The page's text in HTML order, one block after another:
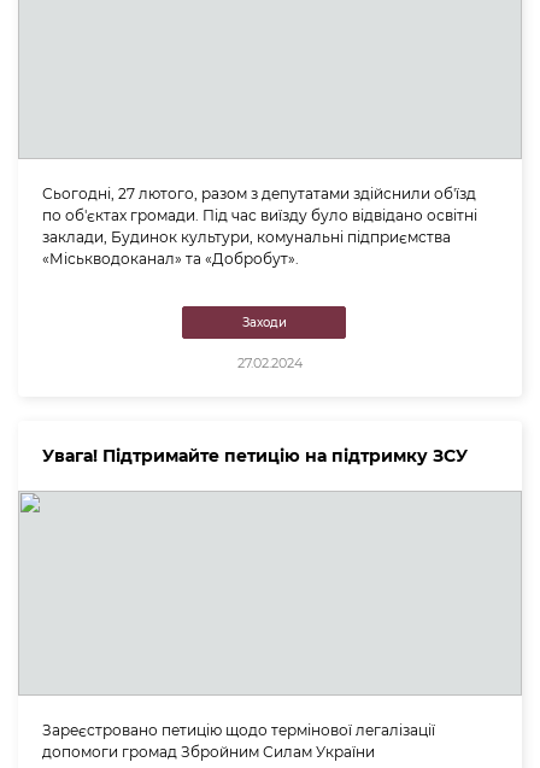
Сьогодні, 27 лютого, разом з депутатами здійснили об'їзд
по об'єктах громади. Під час виїзду було відвідано освітні
заклади, Будинок культури, комунальні підприємства
«Міськводоканал» та «Добробут».
Заходи
27.02.2024
Увага! Підтримайте петицію на підтримку ЗСУ
Зареєстровано петицію щодо термінової легалізації
допомоги громад Збройним Силам України